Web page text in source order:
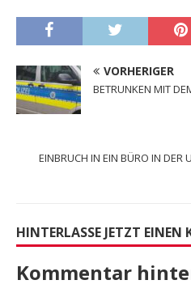
VORHERIGER
BETRUNKEN MIT
EINBRUCH IN EIN BÜRO IN DER
HINTERLASSE JETZT
Kommentar